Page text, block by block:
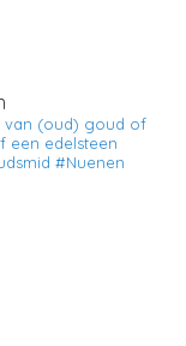
van (oud) goud of
een edelsteen
#Nuenen